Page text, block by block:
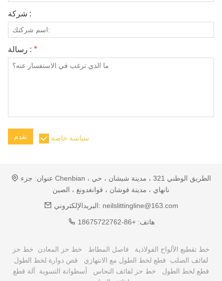
شركة :
رسالة : *
تقدم سياسة خاصة
عنوان: جزء Chenbian ، الطريق الوطني 321 ، مدينة شيشان ، حي
نانهاي ، مدينة فوشان ، قوانغدونغ ، الصين
البريدالإلكتروني: neilslittingline@163.com
هاتف: +86-18675722762
خط تقطيع الألواح الفولاذية فاصل المطاط خط حز المعادن
خط حز
لفائف الصلب
قطع لخط الطول مع الانتهازي
قص دوارة لخط الطول
قطع لخط الطول
خط حز لفائف النحاس أسطوانة التسوية
آلة قطع